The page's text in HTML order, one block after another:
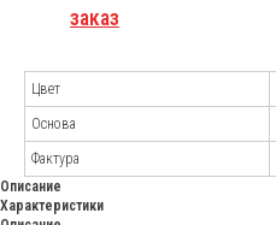
заказ
Цвет
Основа
Фактура
Описание
Характеристики